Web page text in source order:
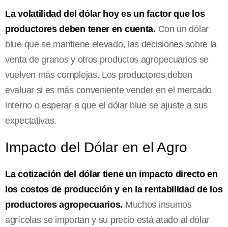
La volatilidad del dólar hoy es un factor que los
productores deben tener en cuenta. Con un dólar
blue que se mantiene elevado, las decisiones sobre la
venta de granos y otros productos agropecuarios se
vuelven más complejas. Los productores deben
evaluar si es más conveniente vender en el mercado
interno o esperar a que el dólar blue se ajuste a sus
expectativas.
Impacto del Dólar en el Agro
La cotización del dólar tiene un impacto directo en
los costos de producción y en la rentabilidad de los
productores agropecuarios. Muchos insumos
agrícolas se importan y su precio está atado al dólar